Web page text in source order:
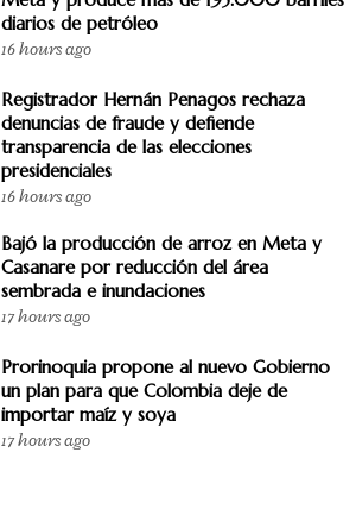
diarios de petróleo
16 hours ago
Registrador Hernán Penagos rechaza
denuncias de fraude y defiende
transparencia de las elecciones
presidenciales
16 hours ago
Bajó la producción de arroz en Meta y
Casanare por reducción del área
sembrada e inundaciones
17 hours ago
Prorinoquia propone al nuevo Gobierno
un plan para que Colombia deje de
importar maíz y soya
17 hours ago